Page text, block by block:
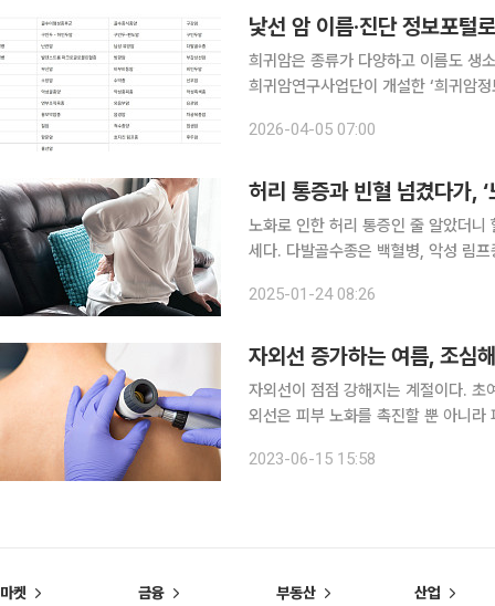
낯선 암 이름·진단 정보포털
희귀암은 종류가 다양하고 이름도 생
희귀암연구사업단이 개설한 ‘희귀암
드물게 발생하는 암을 의미한다. 모든
2026-04-05 07:00
허리 통증과 빈혈 넘겼다가,
노화로 인한 허리 통증인 줄 알았더
세다. 다발골수종은 백혈병, 악성 림
정성훈 화순전남대학교병원 혈액내과
2025-01-24 08:26
자외선 증가하는 여름, 조심
자외선이 점점 강해지는 계절이다.
외선은 피부 노화를 촉진할 뿐 아니
다. 지난해 발표된 중앙암등록본부
2023-06-15 15:58
마켓 금융 부동산 산업